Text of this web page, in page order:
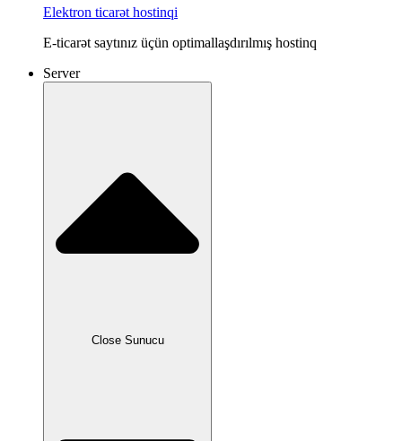
Elektron ticarət hostinqi
E-ticarət saytınız üçün optimallaşdırılmış hostinq
Server
Close Sunucu